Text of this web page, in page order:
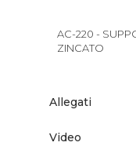
AC-220 -
ZINCATO
Allegati
Video